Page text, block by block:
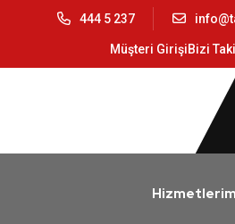
444 5 237
Müşteri GirişiBizi